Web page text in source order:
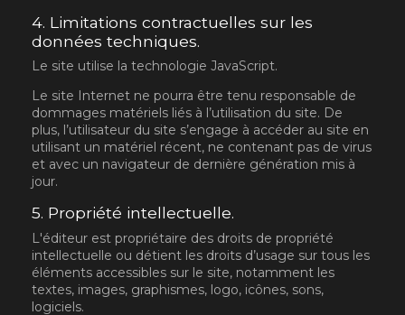
4. Limitations contractuelles sur les
données techniques.
Le site utilise la technologie JavaScript.
Le site Internet ne pourra être tenu responsable de
dommages matériels liés à l’utilisation du site. De
plus, l’utilisateur du site s’engage à accéder au site en
utilisant un matériel récent, ne contenant pas de virus
et avec un navigateur de dernière génération mis à
jour.
5. Propriété intellectuelle.
L'éditeur est propriétaire des droits de propriété
intellectuelle ou détient les droits d’usage sur tous les
éléments accessibles sur le site, notamment les
textes, images, graphismes, logo, icônes, sons,
logiciels.